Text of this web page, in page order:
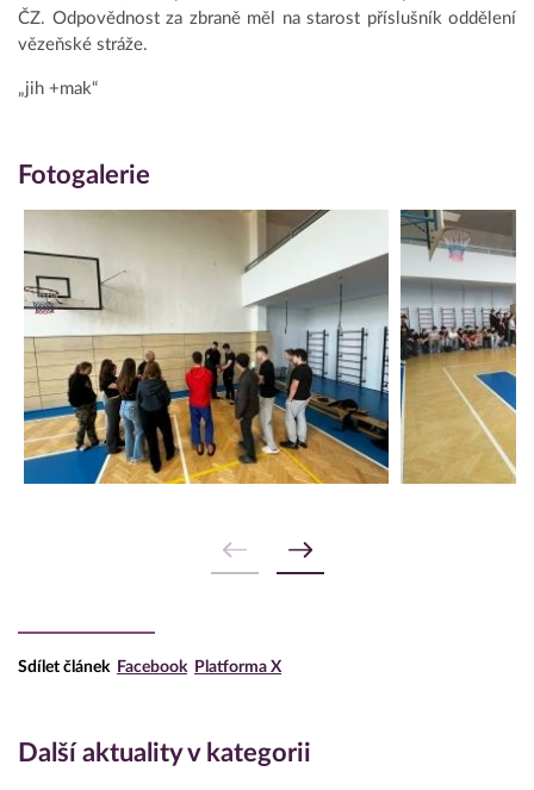
ČZ. Odpovědnost za zbraně měl na starost příslušník oddělení
vězeňské stráže.
„jih +mak“
Fotogalerie
Sdílet článek Facebook Platforma X
Další aktuality v kategorii